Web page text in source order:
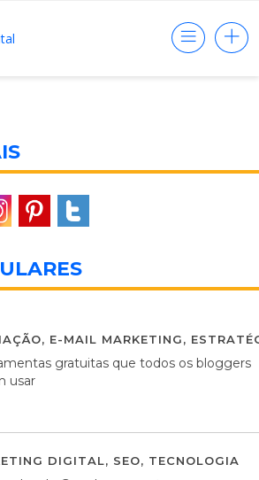
, E-MAIL MARKETING,
gratuitas que todos os bloggers
usar
DIGITAL, SEO, TECNOLOGIA